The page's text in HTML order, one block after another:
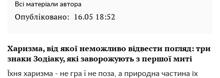
Всі матеріали автора
Опубліковано: 16.05 18:52
Харизма, від якої неможливо відвести погляд: три
знаки Зодіаку, які заворожують з першої миті
Їхня харизма - не гра і не поза, а природна частина їх